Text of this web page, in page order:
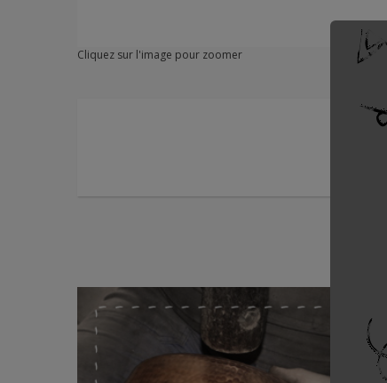
Cliquez sur l'image pour zoomer